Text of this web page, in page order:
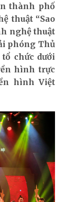
thành phố
thuật “Sao
nghệ thuật
phóng Thủ
tổ chức dưới
hình trực
hình Việt